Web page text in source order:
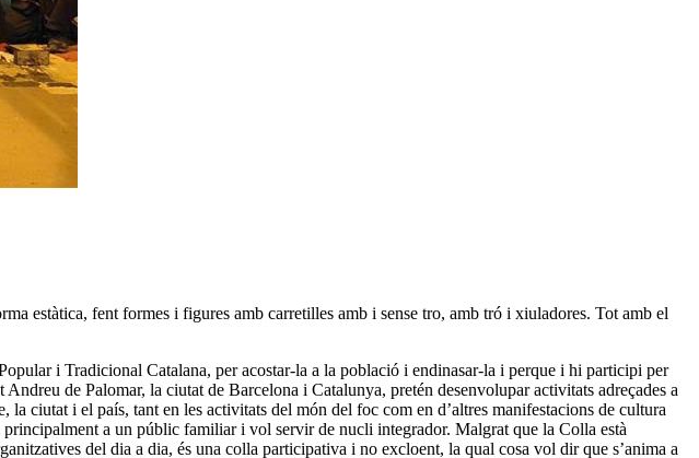
estàtica, fent formes i figures amb carretilles amb i sense tro, amb tró i xiuladores. Tot amb el
i Tradicional Catalana, per acostar-la a la població i endinasar-la i perque i hi participi per
de Palomar, la ciutat de Barcelona i Catalunya, pretén desenvolupar activitats adreçades a
ciutat i el país, tant en les activitats del món del foc com en d’altres manifestacions de cultura
a un públic familiar i vol servir de nucli integrador. Malgrat que la Colla està
del dia a dia, és una colla participativa i no excloent, la qual cosa vol dir que s’anima a